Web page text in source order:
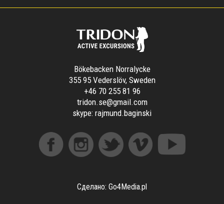
Bökebacken Norralycke
355 95 Vederslöv, Sweden
+46 70 255 81 96
tridon.se@gmail.com
skype: rajmund.baginski
Сделано: Go4Media.pl